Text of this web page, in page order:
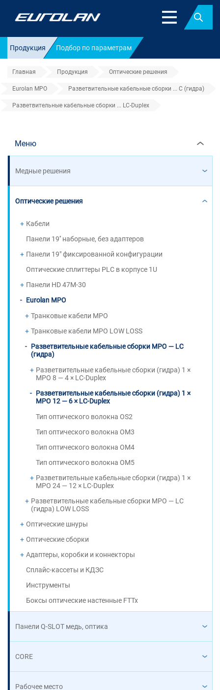
Найти
Продукция Подбор по параметрам
Главная Продукция Оптические решения
Eurolan MPO Разветвительные кабельные сборки ... C (гидра)
Разветвительные кабельные сборки ... LC-Duplex
Разветвительные кабельные
Меню
Медные решения
Оптические решения
Кабели
Панели 19'' наборные, без адаптеров
Панели 19" фиксированной конфигурации
Оптические сплиттеры PLC в корпусе 1U
Панели HD 47M-30
Eurolan MPO
Транковые кабели MPO
Транковые кабели MPO LOW LOSS
Разветвительные кабельные сборки MPO — LC
(гидра)
Разветвительные кабельные сборки (гидра) 1 ×
MPO 8 — 4 × LC-Duplex
Разветвительные кабельные сборки (гидра) 1 ×
MPO 12 — 6 × LC-Duplex
Тип оптического волокна OS2
Тип оптического волокна OM3
Тип оптического волокна OM4
Тип оптического волокна OM5
Разветвительные кабельные сборки (гидра) 1 ×
MPO 24 — 12 × LC-Duplex
Разветвительные кабельные сборки MPO — LC
(гидра) LOW LOSS
Оптические шнуры
Оптические сборки
Адаптеры, коробки и коннекторы
Сплайс-кассеты и КДЗС
Инструменты
Боксы оптические настенные FTTx
Панели Q-SLOT медь, оптика
CORE
Рабочее место